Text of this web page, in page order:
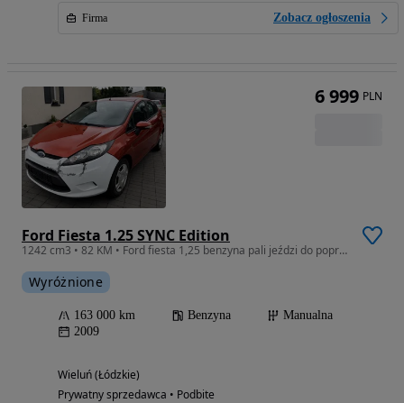
Firma Zobacz ogłoszenia
Ford Fiesta 1.25 SYNC Edition
1242 cm3 • 82 KM • Ford fiesta 1,25 benzyna pali jeździ do poprawek lakierniczych
Wyróżnione
163 000 km Benzyna
Manualna
2009
Wieluń (Łódzkie)
Prywatny sprzedawca • Podbite
6 999 PLN